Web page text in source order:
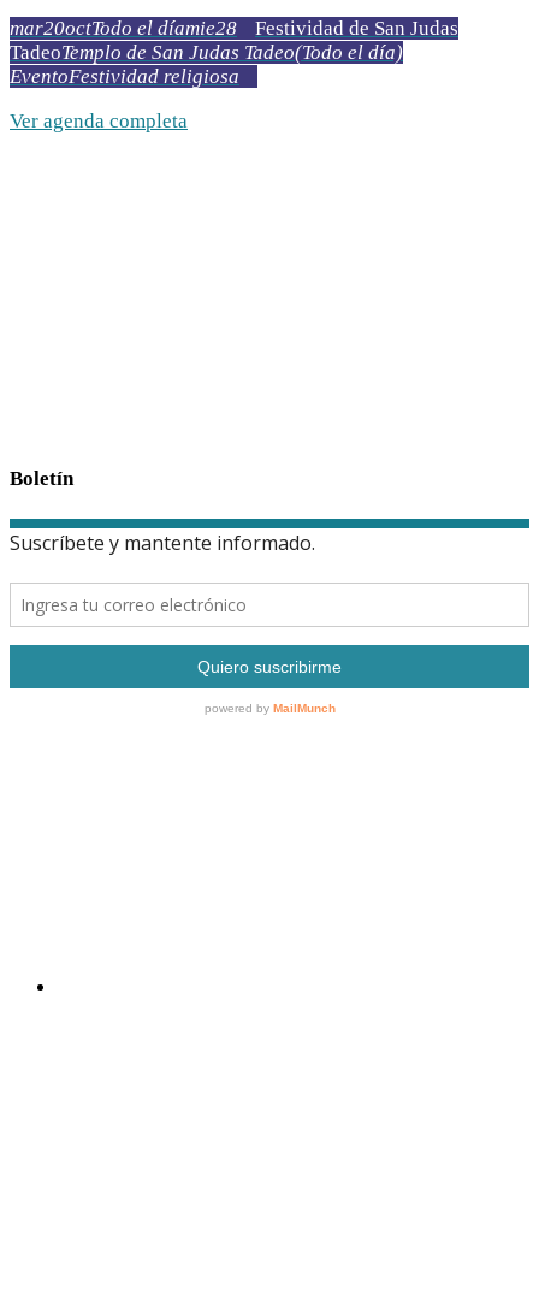
mar20octTodo el díamie28
Festividad de San Judas
TadeoTemplo de San Judas Tadeo(Todo el día)
EventoFestividad religiosa
Ver agenda completa
Boletín